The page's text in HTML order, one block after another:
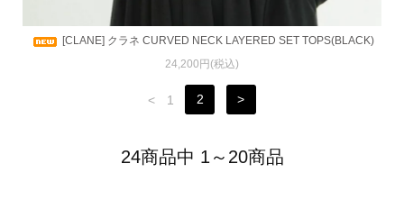
[CLANE] クラネ CURVED NECK LAYERED SET TOPS(BLACK)
24,200円(税込)
< 1 2 >
24商品中 1～20商品